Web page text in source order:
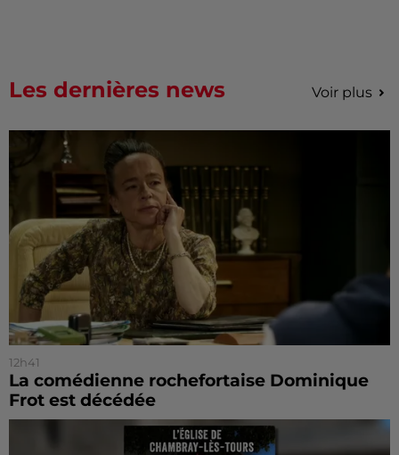
Les dernières news Voir plus
12h41
La comédienne rochefortaise Dominique
Frot est décédée